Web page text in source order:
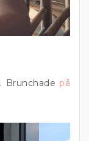
. Brunchade på